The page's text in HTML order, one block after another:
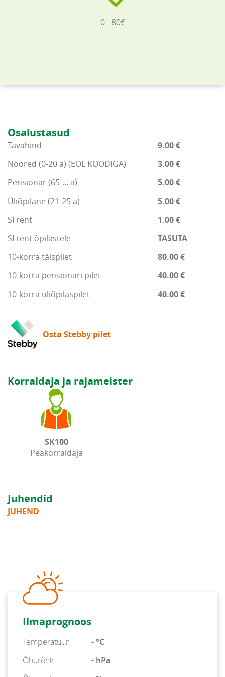
0 - 80€
Osalustasud
Tavahind
9.00 €
Noored (0-20 a) (EOL KOODIGA)
3.00 €
Pensionär (65-... a)
5.00 €
Üliõpilane (21-25 a)
5.00 €
SI rent
1.00 €
SI rent õpilastele
TASUTA
10-korra täispilet
80.00 €
10-korra pensionäri pilet
40.00 €
10-korra üliõpilaspilet
40.00 €
Osta Stebby pilet
Korraldaja ja rajameister
SK100
Peakorraldaja
Juhendid
JUHEND
Ilmaprognoos
Temperatuur
- °C
Õhurõhk
- hPa